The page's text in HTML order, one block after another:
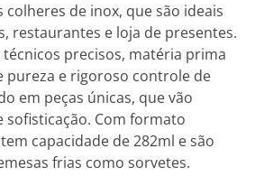
colheres de inox, que são ideais
restaurantes e loja de presentes.
precisos, matéria prima
pureza e rigoroso controle de
em peças únicas, que vão
sofisticação. Com formato
capacidade de 282ml e são
frias como sorvetes.